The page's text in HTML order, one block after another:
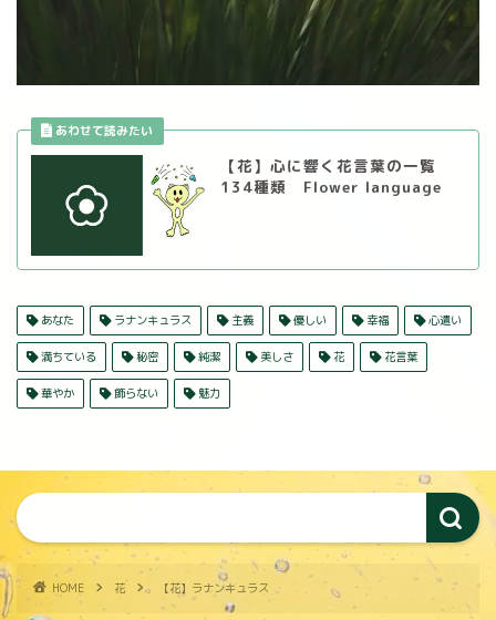
【花】心に響く花言葉の一覧
134種類 Flower language
あなた ラナンキュラス 主義 優しい 幸福 心遣い
満ちている 秘密 純潔 美しさ 花 花言葉
華やか 飾らない 魅力
HOME 花 【花】ラナンキュラス